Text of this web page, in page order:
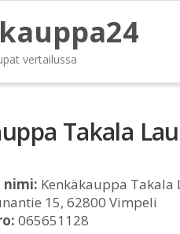
vertailussa
Takala
nimi: Kenkäkauppa Takala
15, 62800 Vimpeli
065651128